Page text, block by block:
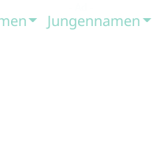
Jungennamen